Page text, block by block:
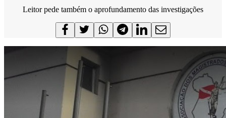
Leitor pede também o aprofundamento das investigações